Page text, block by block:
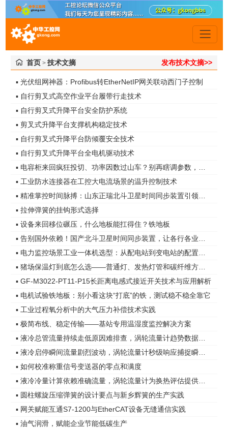
首页 > 技术文摘 发布技术文摘>>
▪ 光伏组网神器：Profibus转EtherNetIP网关联动西门子控制
▪ 自行剪叉式高空作业平台履带行走技术
▪ 自行剪叉式升降平台安全防护系统
▪ 剪叉式升降平台支撑机构稳定技术
▪ 自行剪叉式升降平台防倾覆安全技术
▪ 自行剪叉式升降平台全电机驱动技术
▪ 工业防水连接器在工控大电流场景的温升控制技术
▪ 拉伸弹簧的挂钩形式选择
▪ 设备来回移位碾压，什么地板能扛得住？铁地板
▪ GF-M3022-PT11-P15长距离电感式接近开关技术与应用解析
▪ 电机试验铁地板：别小看这块“打底”的铁，测试稳不稳全靠它
▪ 工业过程氧分析中的大气压力补偿技术实践
▪ 极简布线、稳定传输——基站专用温湿度监控解决方案
▪ 如何校准称重信号变送器的零点和满度
▪ 圆柱螺旋压缩弹簧的设计要点与新乡辉簧的生产实践
▪ 网关赋能互通S7-1200与EtherCAT设备无缝通信实践
▪ 油气润滑，赋能企业节能低碳生产